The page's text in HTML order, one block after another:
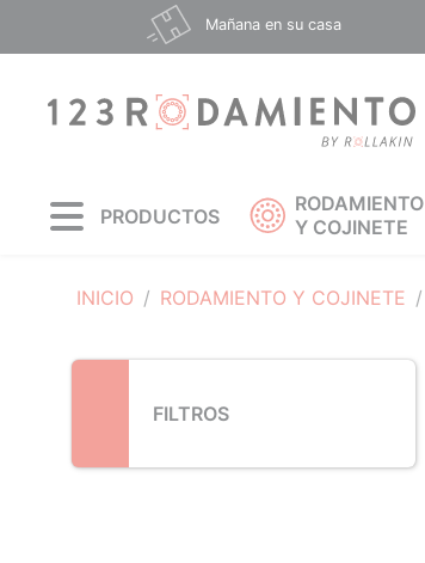
Mañana en su casa
PRODUCTOS
RODAMIENTO
Y COJINETE
INICIO RODAMIENTO Y COJINETE
FILTROS